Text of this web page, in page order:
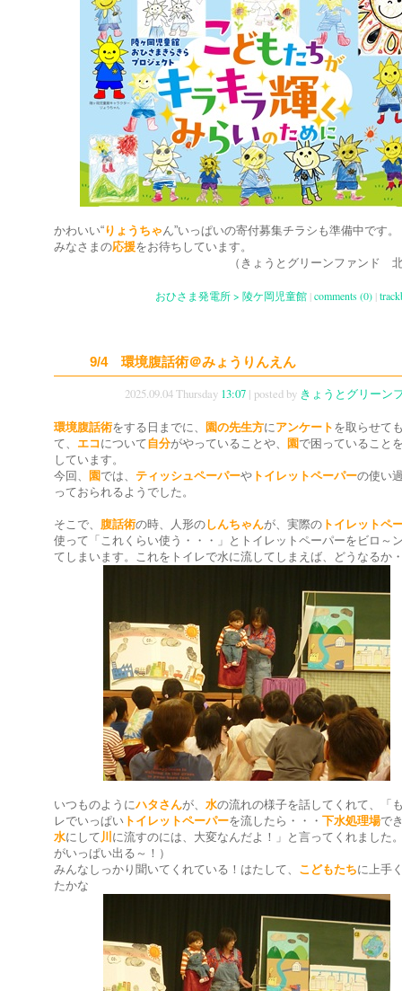
かわいい“りょうちゃん”いっぱいの寄付募集チラシも準備中です。
みなさまの応援をお待ちしています。
（きょうとグリーンファンド 北
おひさま発電所 > 陵ケ岡児童館 |comments (0) |
9/4 環境腹話術＠みょうりんえん
2025.09.04 Thursday 13:07 | posted by きょうとグリーン
環境腹話術をする日までに、 園の先生方にアンケート を取らせて
て、 エコ について自分がやっていることや、 園 で困っていること
しています。
今回、
園 では、 ティッシュペーパーや トイレットペーパーの使い
っておられるようでした。
そこで、 腹話術の時、人形のしんちゃんが、実際の トイレットペ
使って「これくらい使う・・・」とトイレットペーパーをビロ～
てしまいます。これをトイレで水に流してしまえば、どうなるか
いつものようにハタさんが、 水の流れの様子を話してくれて、「
レでいっぱい トイレットペーパーを流したら・・・ 下水処理場で
水にして川 に流すのには、大変なんだよ！」と言ってくれました
がいっぱい出る～！）
みんなしっかり聞いてくれている！はたして、 こどもたちに上手
たかな